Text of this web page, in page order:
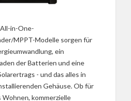
in-One-
MPPT-Modelle sorgen für
ein
der Batterien und eine
- und das alles in
Gehäuse. Ob für
kommerzielle